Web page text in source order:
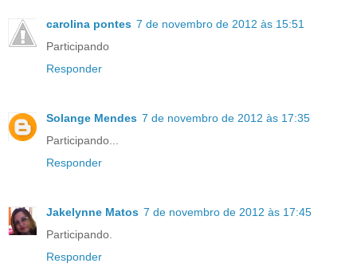
carolina pontes 7 de novembro de 2012 às 15:51
Participando
Responder
Solange Mendes 7 de novembro de 2012 às 17:35
Participando...
Responder
Jakelynne Matos 7 de novembro de 2012 às 17:45
Participando.
Responder